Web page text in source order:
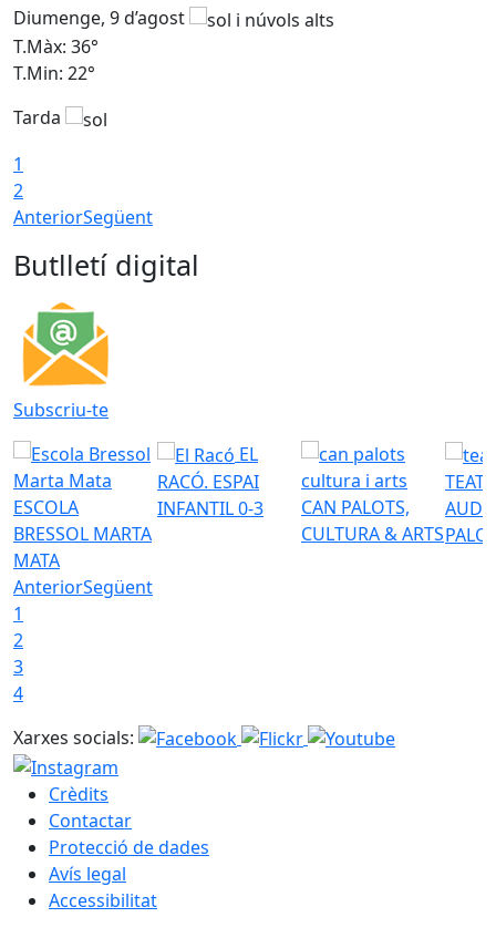
Diumenge, 9 d’agost
T.Màx: 36°
T.Min: 22°
Tarda
1
2
AnteriorSegüent
Butlletí digital
Subscriu-te
ESCOLA
BRESSOL MARTA
MATA
EL
RACÓ. ESPAI
INFANTIL 0-3
CAN PALOTS,
CULTURA & ARTS
AnteriorSegüent
1
2
3
4
Xarxes socials:
Crèdits
Contactar
Protecció de dades
Avís legal
Accessibilitat